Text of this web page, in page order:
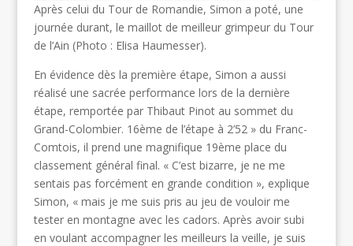
Après celui du Tour de Romandie, Simon a poté, une
journée durant, le maillot de meilleur grimpeur du Tour
de l’Ain (Photo : Elisa Haumesser).
En évidence dès la première étape, Simon a aussi
réalisé une sacrée performance lors de la dernière
étape, remportée par Thibaut Pinot au sommet du
Grand-Colombier. 16ème de l’étape à 2’52 » du Franc-
Comtois, il prend une magnifique 19ème place du
classement général final. « C’est bizarre, je ne me
sentais pas forcément en grande condition », explique
Simon, « mais je me suis pris au jeu de vouloir me
tester en montagne avec les cadors. Après avoir subi
en voulant accompagner les meilleurs la veille, je suis